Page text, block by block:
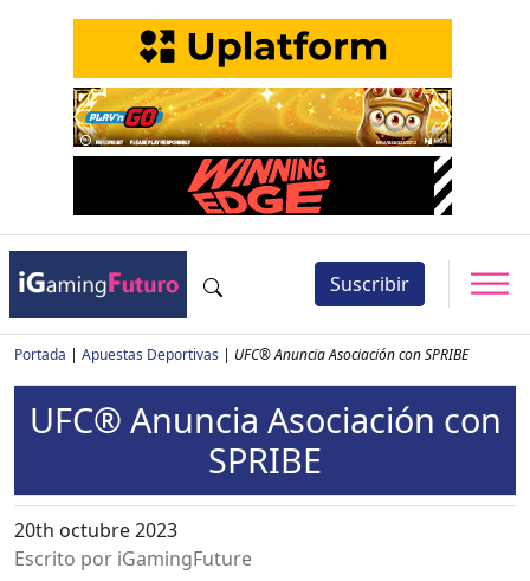
Suscribir
Portada | Apuestas Deportivas | UFC® Anuncia Asociación con SPRIBE
UFC® Anuncia Asociación con
SPRIBE
20th octubre 2023
Escrito por iGamingFuture